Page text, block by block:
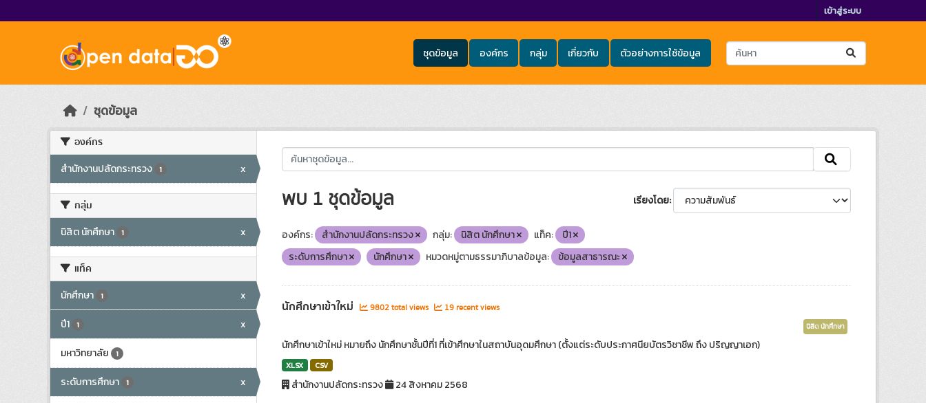
เข้าสู่ระบบ
ชุดข้อมูล องค์กร กลุ่ม เกี่ยวกับ ตัวอย่างการใช้ข้อมูล
ชุดข้อมูล
องค์กร
สำนักงานปลัดกระทรวง 1 x
กลุ่ม
นิสิต นักศึกษา 1 x
แท็ค
นักศึกษา 1
x
ปี1
1
x
มหาวิทยาลัย
1
ระดับการศึกษา 1
x
เรียงโดย
พบ 1 ชุดข้อมูล
องค์กร: สำนักงานปลัดกระทรวง กลุ่ม: นิสิต นักศึกษา แท็ค:
ปี1
ระดับการศึกษา
นักศึกษา หมวดหมู่ตามธรรมาภิบาลข้อมูล: ข้อมูลสาธารณะ
นักศึกษาเข้าใหม่ 9802 total views 19 recent views
นิสิต นักศึกษา
นักศึกษาเข้าใหม่ หมายถึง นักศึกษาชั้นปีที่1 ที่เข้าศึกษาในสถาบันอุดมศึกษา (ตั้งแต่ระดับประกาศนียบัตรวิชาชีพ ถึง ปริญญาเอก)
XLSX CSV
สำนักงานปลัดกระทรวง 24 สิงหาคม 2568